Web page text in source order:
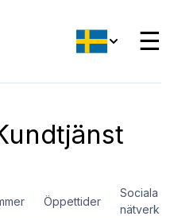
☰
Öppettider
Sociala
nätverk